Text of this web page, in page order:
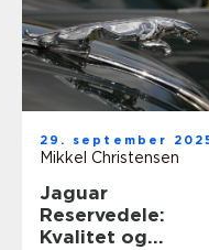
29. september
Mikkel Christensen
Jaguar
Reservedele:
Kvalitet og